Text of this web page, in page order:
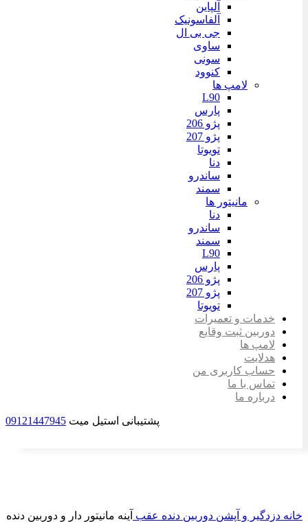
آلپاین
آلفاسونیک
جی بی ال
ساوی
سونی
کنوود
لامپ ها
L90
پارس
پژو 206
پژو 207
تویوتا
دنا
ساندرو
سمند
مانیتور ها
دنا
ساندرو
سمند
L90
پارس
پژو 206
پژو 207
تویوتا
خدمات و تعمیرات
دوربین ثبت وقایع
لامپ ها
هدلایت
حساب کاربری من
تماس با ما
درباره ما
پشتیبانی استیل میت 09121447945
خانه دزدگیر و آپشن دوربین دنده عقب آینه مانیتور دار و دوربین دنده